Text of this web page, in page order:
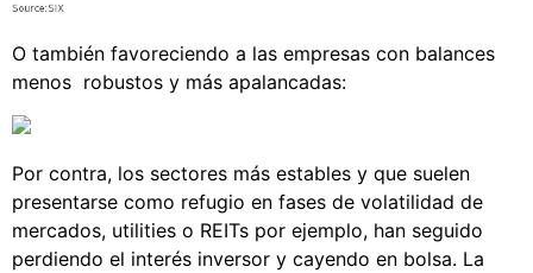
O también favoreciendo a las empresas con balances
menos robustos y más apalancadas:
Por contra, los sectores más estables y que suelen
presentarse como refugio en fases de volatilidad de
mercados, utilities o REITs por ejemplo, han seguido
perdiendo el interés inversor y cayendo en bolsa. La